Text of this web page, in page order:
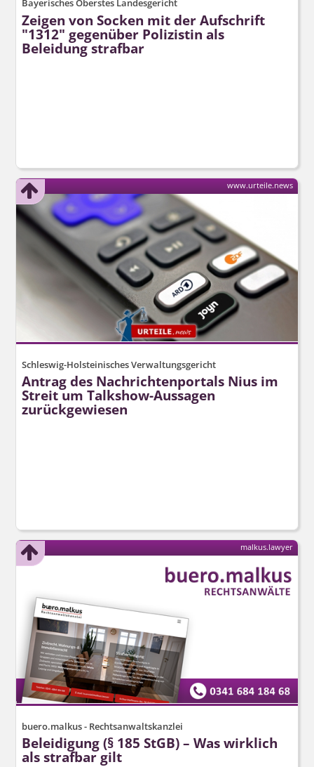
Bayerisches Oberstes Landesgericht
Zeigen von Socken mit der Aufschrift
"1312" gegenüber Polizistin als
Beleidung strafbar
Schleswig-Holsteinisches Verwaltungsgericht
Antrag des Nachrichtenportals Nius im
Streit um Talkshow-Aussagen
zurückgewiesen
www.urteile.news
buero.malkus - Rechtsanwaltskanzlei
Beleidigung (§ 185 StGB) – Was wirklich
als strafbar gilt
malkus.lawyer